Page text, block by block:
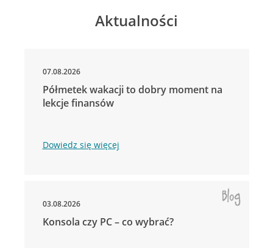
Aktualności
07.08.2026
Półmetek wakacji to dobry moment na
lekcje finansów
Dowiedz się więcej
03.08.2026
Konsola czy PC – co wybrać?